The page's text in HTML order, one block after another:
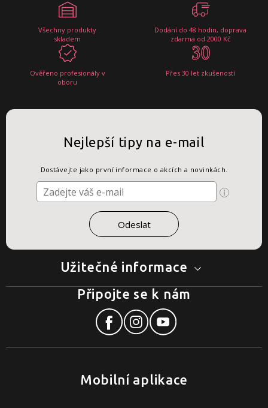
Všechny produkty
skladem
Dodání do 48 hodin, doprava
zdarma od 2000 Kč
Ověřeno profesionály v
oboru
Přes 30 let zkušeností
Užitečné informace
Nejlepší tipy na e-mail
Dostávejte jako první informace o akcích a novinkách.
Mobilní aplikace
Připojte se k nám